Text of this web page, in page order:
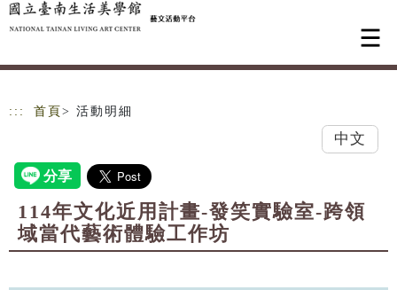
跳到主要內容
網站導覽
::: 首頁 > 活動明細
中文
114年文化近用計畫-發笑實驗室-跨領
域當代藝術體驗工作坊